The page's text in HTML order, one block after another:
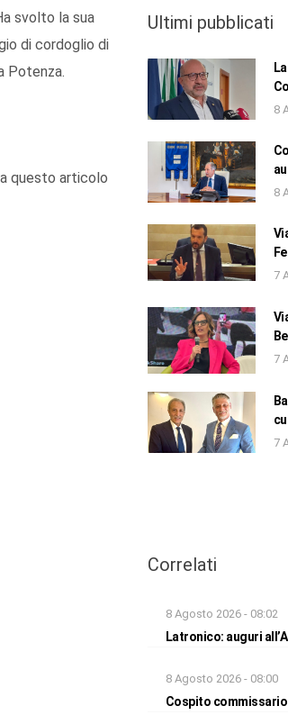
svolto la sua
di cordoglio di
Potenza.
questo articolo
Ultimi pubblicati
8
8
7
7
7
Correlati
8 Agosto 2026 - 08:02
Latronico: auguri
8 Agosto 2026 - 08:00
Cospito